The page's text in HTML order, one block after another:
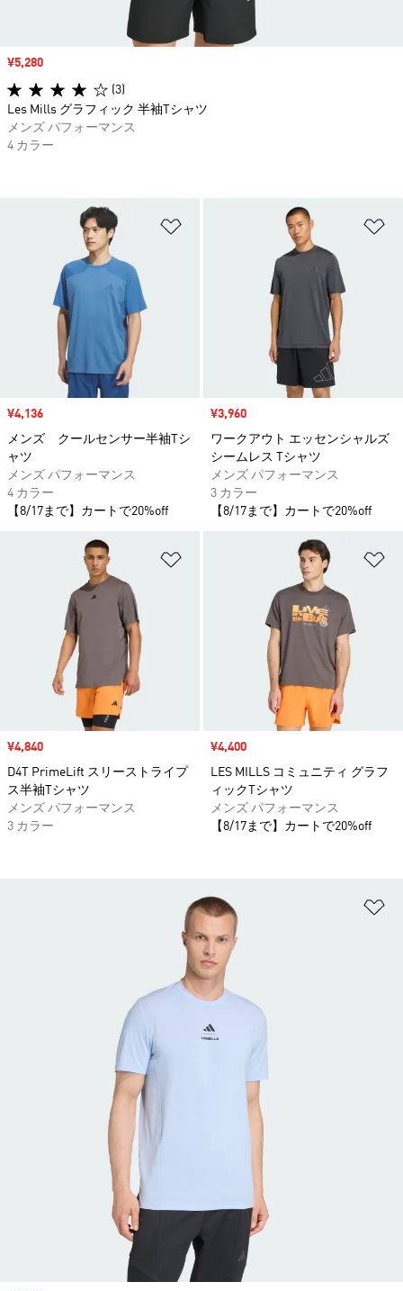
ほしいものリストに追加
セール価格
¥4,136
メンズ クールセンサー半袖Tシ
ャツ
メンズ パフォーマンス
4 カラー
【8/17まで】カートで20%off
セール価格
¥3,960
ワークアウト エッセンシャルズ
シームレス Tシャツ
メンズ パフォーマンス
3 カラー
【8/17まで】カートで20%off
ほしいものリストに追加
セール価格
¥4,840
D4T PrimeLift スリーストライプ
ス半袖Tシャツ
メンズ パフォーマンス
3 カラー
セール価格
¥4,400
LES MILLS コミュニティ グラフ
ィックTシャツ
メンズ パフォーマンス
【8/17まで】カートで20%off
セール価格
¥5,280
(3)
Les Mills グラフィック 半袖Tシャツ
メンズ パフォーマンス
4 カラー